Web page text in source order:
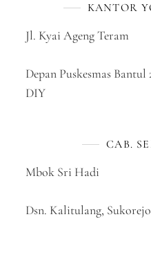
KANTOR
Jl. Kyai Ageng Teram
Depan Puskesmas
DIY
CAB.
Mbok Sri Hadi
Dsn. Kalitulang,